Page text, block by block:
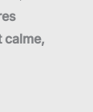
calme,